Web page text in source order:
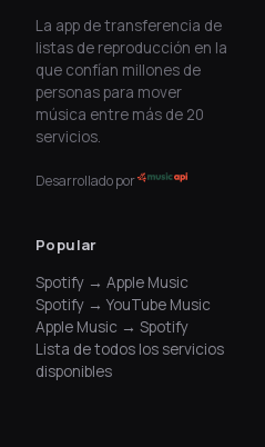
La app de transferencia de
listas de reproducción en la
que confían millones de
personas para mover
música entre más de 20
servicios.
Desarrollado por
Popular
Spotify → Apple Music
Spotify → YouTube Music
Apple Music → Spotify
Lista de todos los servicios
disponibles